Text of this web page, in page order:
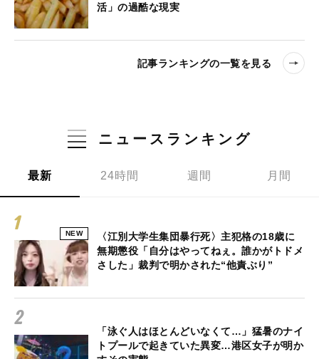
活」の過酷な現実
記事ランキングの一覧を見る
ニュースランキング
最新 24時間 週間 月間
NEW
〈江別大学生集団暴行死〉主犯格の18歳に
無期懲役「自分はやってねぇ。誰かがトドメ
さした」裁判で明かされた“他責ぶり”
「泳ぐ人はほとんどいなくて…」猛暑のナイ
トプールで起きていた異変…港区女子が明か